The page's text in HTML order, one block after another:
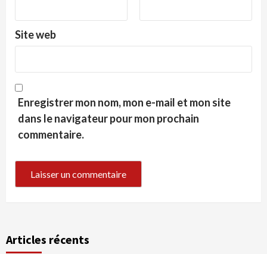
Site web
Enregistrer mon nom, mon e-mail et mon site
dans le navigateur pour mon prochain
commentaire.
Articles récents